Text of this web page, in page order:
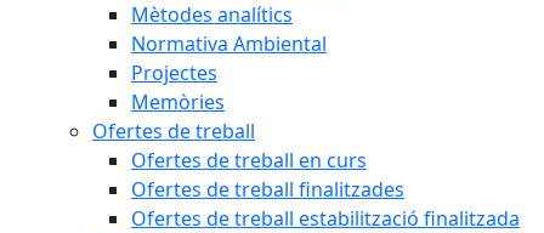
Mètodes analítics
Normativa Ambiental
Projectes
Memòries
Ofertes de treball
Ofertes de treball en curs
Ofertes de treball finalitzades
Ofertes de treball estabilització finalitzada